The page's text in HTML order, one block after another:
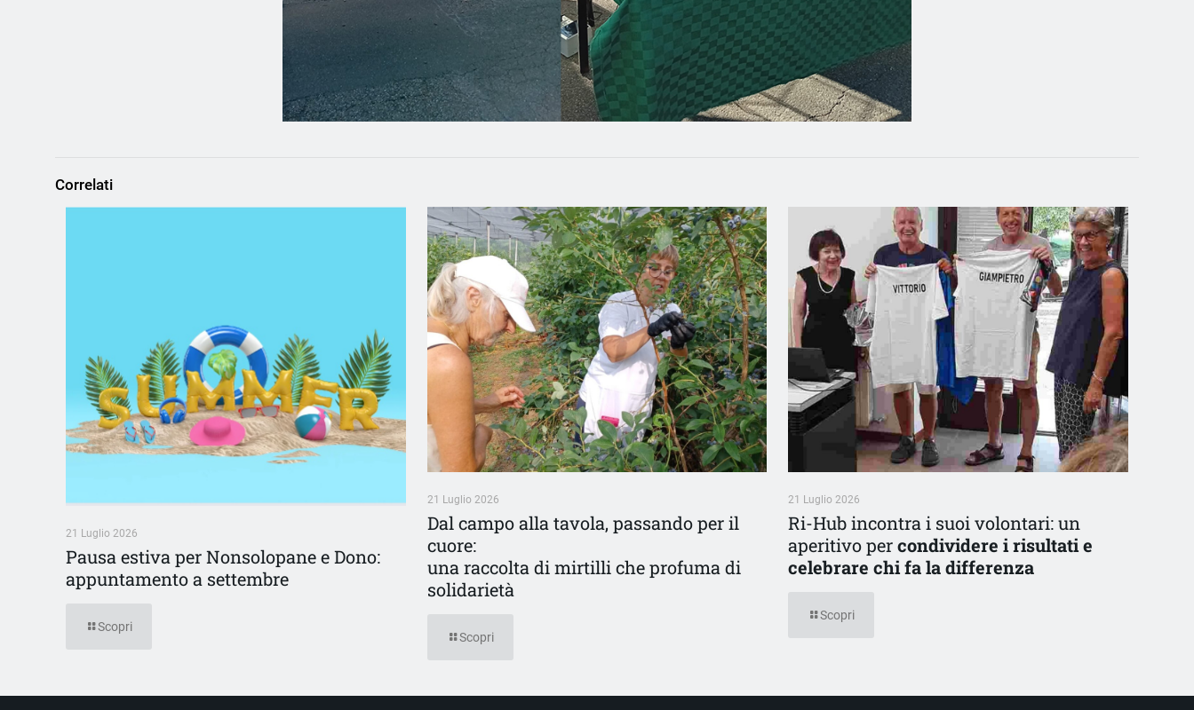
Correlati
21 Luglio 2026
Pausa estiva per Nonsolopane e Dono:
appuntamento a settembre
Scopri
21 Luglio 2026
Dal campo alla tavola, passando per il
cuore:
una raccolta di mirtilli che profuma di
solidarietà
Scopri
21 Luglio 2026
Ri-Hub incontra i suoi volontari: un
aperitivo percondividere i risultati e
celebrare chi fa la differenza
Scopri